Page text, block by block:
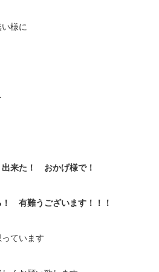
様に
来た！ おかげ様で！
有難うございます！！！
ています